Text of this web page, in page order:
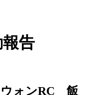
報告
ォンRC 飯